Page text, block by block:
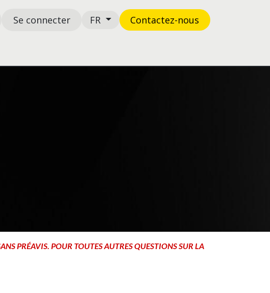
Se connecter FR Contactez-n​​​​ous
PRÉAVIS. POUR TOUTES AUTRES QUESTIONS SUR LA